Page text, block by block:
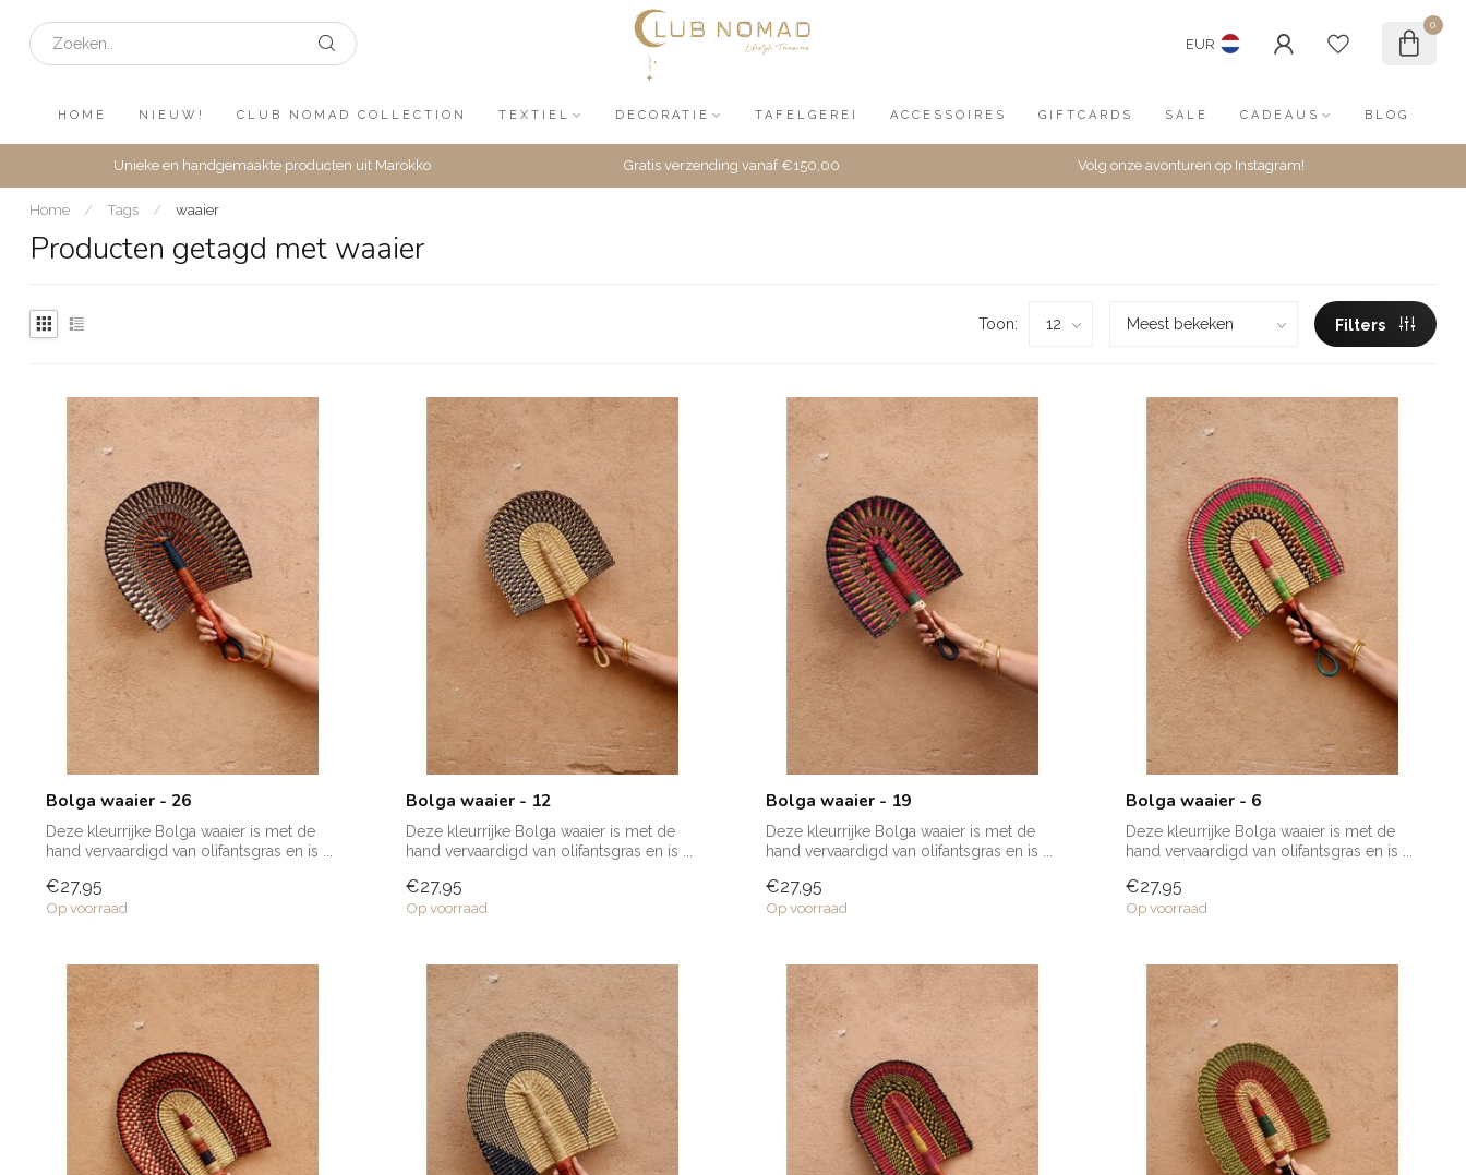
EUR
0
HOME NIEUW! CLUB NOMAD COLLECTION TEXTIEL DECORATIE TAFELGEREI ACCESSOIRES GIFTCARDS SALE CADEAUS BLOG
Unieke en handgemaakte producten uit Marokko Gratis verzending vanaf €150,00 Volg onze avonturen op Instagram!
Home / Tags / waaier
Producten getagd met waaier
Toon: Filters
Bolga waaier - 26
Deze kleurrijke Bolga waaier is met de
hand vervaardigd van olifantsgras en is ...
€27,95
Op voorraad
Bolga waaier - 12
Deze kleurrijke Bolga waaier is met de
hand vervaardigd van olifantsgras en is ...
€27,95
Op voorraad
Bolga waaier - 19
Deze kleurrijke Bolga waaier is met de
hand vervaardigd van olifantsgras en is ...
€27,95
Op voorraad
Bolga waaier - 6
Deze kleurrijke Bolga waaier is met de
hand vervaardigd van olifantsgras en is ...
€27,95
Op voorraad